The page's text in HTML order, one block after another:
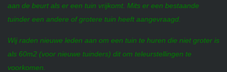
aan de beurt als er een tuin vrijkomt. Mits er een bestaande
tuinder een andere of grotere tuin heeft aangevraagd.
Wij raden nieuwe leden aan om een tuin te huren die niet groter is
als 60m2 (voor nieuwe tuinders) dit om teleurstellingen te
voorkomen.